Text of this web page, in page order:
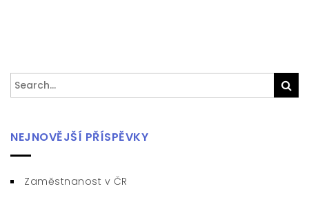
Search
for:
NEJNOVĚJŠÍ PŘÍSPĚVKY
Zaměstnanost v ČR